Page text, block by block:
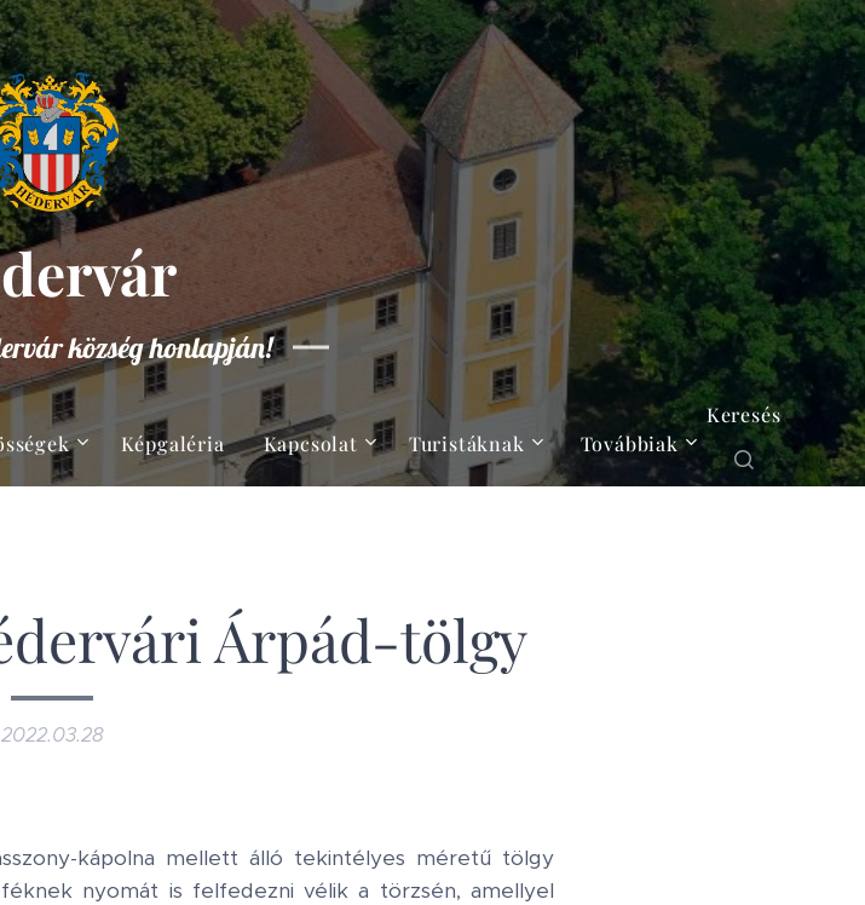
község honlapján!
Képgaléria Kapcsolat Turistáknak Továbbiak
Keresés
Árpád-tölgy
2022.03.28
kápolna mellett álló tekintélyes méretű tölgy
nyomát is felfedezni vélik a törzsén, amellyel